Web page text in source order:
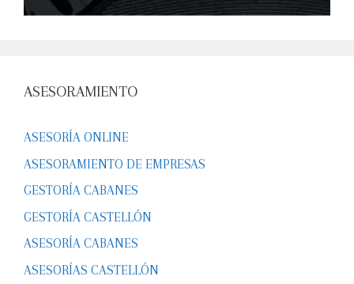
ASESORAMIENTO
ASESORÍA ONLINE
ASESORAMIENTO DE EMPRESAS
GESTORÍA CABANES
GESTORÍA CASTELLÓN
ASESORÍA CABANES
ASESORÍAS CASTELLÓN